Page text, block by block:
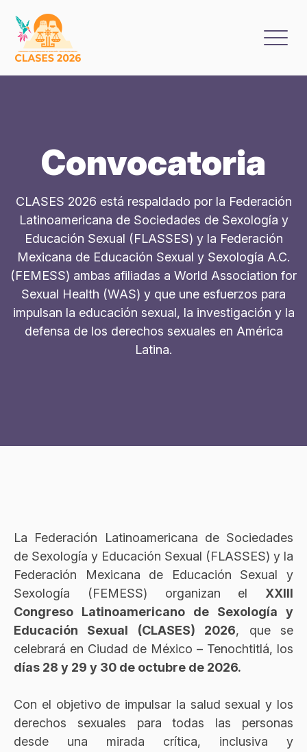
content
Convocatoria
CLASES 2026 está respaldado por la Federación
Latinoamericana de Sociedades de Sexología y
Educación Sexual (FLASSES) y la Federación
Mexicana de Educación Sexual y Sexología A.C.
(FEMESS) ambas afiliadas a World Association for
Sexual Health (WAS) y que une esfuerzos para
impulsan la educación sexual, la investigación y la
defensa de los derechos sexuales en América
Latina.
La Federación Latinoamericana de Sociedades
de Sexología y Educación Sexual (FLASSES) y la
Federación Mexicana de Educación Sexual y
Sexología (FEMESS) organizan el XXIII
Congreso Latinoamericano de Sexología y
Educación Sexual (CLASES) 2026, que se
celebrará en Ciudad de México – Tenochtitlá, los
días 28 y 29 y 30 de octubre de 2026.
Con el objetivo de impulsar la salud sexual y los
derechos sexuales para todas las personas
desde una mirada crítica, inclusiva y